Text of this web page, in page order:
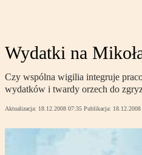
Wydatki na
Czy wspólna wigilia integruje
wydatków i twardy orzech do
Aktualizacja: 18.12.2008 07:35 Publikacja: